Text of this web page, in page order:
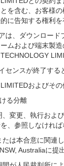
を含む、お客様
に告知する権利を
は、ダウンロー
ムおよび端末製
センスが終了する
およびそ
る分離
変更、執行およ
、参照しなければ
は本合意に関連
Australiaに提